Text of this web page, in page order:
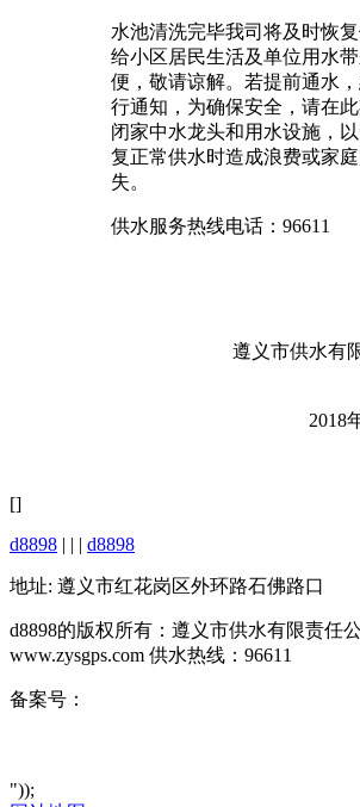
水池清洗完毕我司将及时恢复
给小区居民生活及单位用水
便，敬请谅解。若提前通水
行通知，为确保安全，请在
闭家中水龙头和用水设施，
复正常供水时造成浪费或家
失。
供水服务热线电话：96611
遵义市供水有限
2018年6
[]
d8898 | | | d8898
地址: 遵义市红花岗区外环路石佛路口
d8898的版权所有：遵义市供水有限责任
www.zysgps.com 供水热线：96611
备案号：
"));